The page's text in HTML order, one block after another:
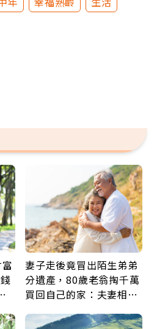
妻子走後竟冒出陌生弟弟
分遺產，80歲老翁掏千萬
買回自己的家：夫妻相守